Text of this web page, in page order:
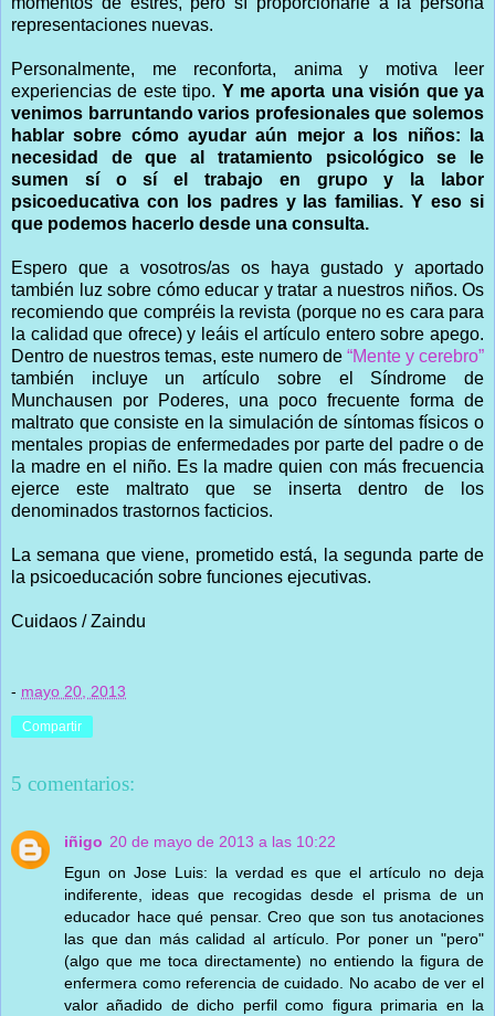
representaciones nuevas.
Personalmente, me reconforta, anima y motiva leer
experiencias de este tipo. Y me aporta una visión que ya
venimos barruntando varios profesionales que solemos
hablar sobre cómo ayudar aún mejor a los niños: la
necesidad de que al tratamiento psicológico se le
sumen sí o sí el trabajo en grupo y la labor
psicoeducativa con los padres y las familias. Y eso si
que podemos hacerlo desde una consulta.
Espero que a vosotros/as os haya gustado y aportado
también luz sobre cómo educar y tratar a nuestros niños. Os
recomiendo que compréis la revista (porque no es cara para
la calidad que ofrece) y leáis el artículo entero sobre apego.
Dentro de nuestros temas, este numero de “Mente y cerebro”
también incluye un artículo sobre el Síndrome de
Munchausen por Poderes, una poco frecuente forma de
maltrato que consiste en la simulación de síntomas físicos o
mentales propias de enfermedades por parte del padre o de
la madre en el niño. Es la madre quien con más frecuencia
ejerce este maltrato que se inserta dentro de los
denominados trastornos facticios.
La semana que viene, prometido está, la segunda parte de
la psicoeducación sobre funciones ejecutivas.
Cuidaos / Zaindu
- mayo 20, 2013
Compartir
5 comentarios:
iñigo 20 de mayo de 2013 a las 10:22
Egun on Jose Luis: la verdad es que el artículo no deja
indiferente, ideas que recogidas desde el prisma de un
educador hace qué pensar. Creo que son tus anotaciones
las que dan más calidad al artículo. Por poner un "pero"
(algo que me toca directamente) no entiendo la figura de
enfermera como referencia de cuidado. No acabo de ver el
valor añadido de dicho perfil como figura primaria en la